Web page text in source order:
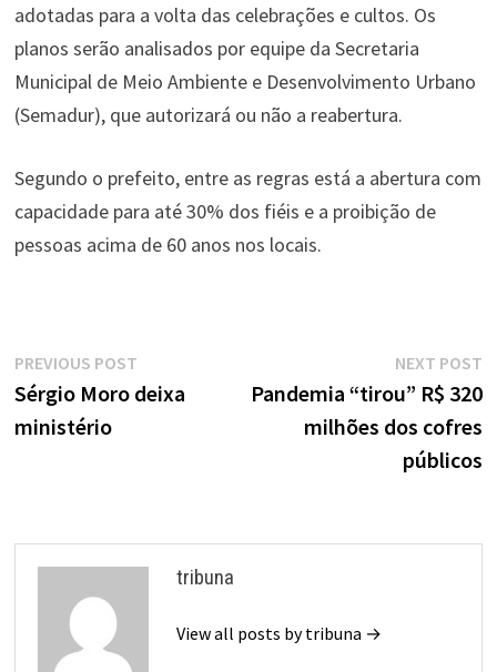
adotadas para a volta das celebrações e cultos. Os
planos serão analisados por equipe da Secretaria
Municipal de Meio Ambiente e Desenvolvimento Urbano
(Semadur), que autorizará ou não a reabertura.
Segundo o prefeito, entre as regras está a abertura com
capacidade para até 30% dos fiéis e a proibição de
pessoas acima de 60 anos nos locais.
Navegação
de
Post
PREVIOUS POSTPrevious
post:
Sérgio Moro deixa
ministério
NEXT POST
Pandemia “tirou” R$ 320
milhões dos cofres
públicos
tribuna
View all posts by tribuna →